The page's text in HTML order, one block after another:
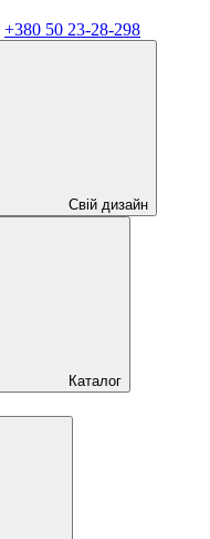
+380 50 23-28-298
Свій дизайн
Каталог